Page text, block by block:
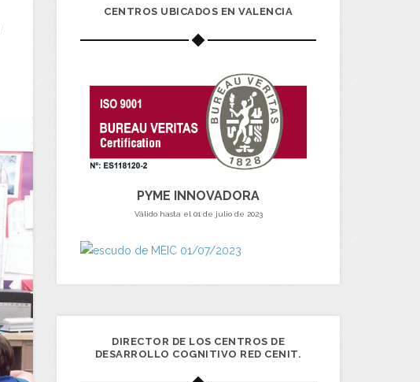
CENTROS UBICADOS EN VALENCIA
PYME INNOVADORA
Válido hasta el 01 de julio de 2023
DIRECTOR DE LOS CENTROS DE
DESARROLLO COGNITIVO RED CENIT.